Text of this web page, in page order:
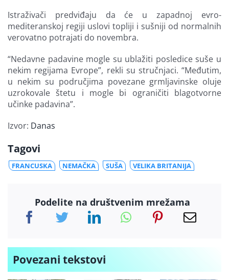
Istraživači predviđaju da će u zapadnoj evro-
mediteranskoj regiji uslovi topliji i sušniji od normalnih
verovatno potrajati do novembra.
“Nedavne padavine mogle su ublažiti posledice suše u
nekim regijama Evrope”, rekli su stručnjaci. “Međutim,
u nekim su područjima povezane grmljavinske oluje
uzrokovale štetu i mogle bi ograničiti blagotvorne
učinke padavina”.
Izvor: Danas
Tagovi
FRANCUSKA NEMAČKA SUŠA VELIKA BRITANIJA
Podelite na društvenim mrežama
Povezani tekstovi